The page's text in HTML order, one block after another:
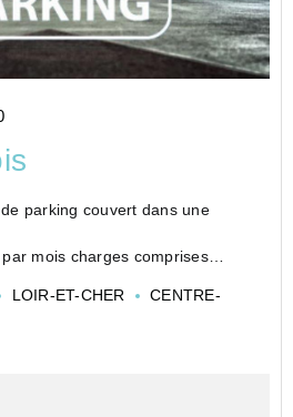
parking couvert dans une
mois charges comprises
immobilieres/blois-
LOIR-ET-CHER
CENTRE-